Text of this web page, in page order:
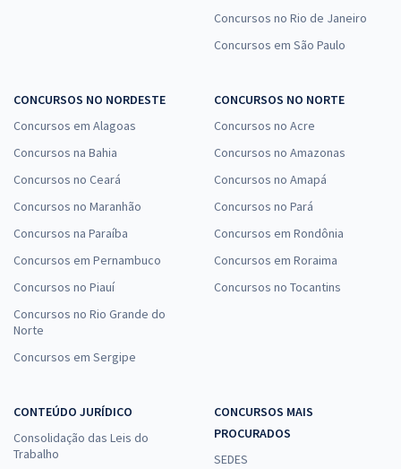
Concursos no Rio de Janeiro
Concursos em São Paulo
CONCURSOS NO NORDESTE
Concursos em Alagoas
Concursos na Bahia
Concursos no Ceará
Concursos no Maranhão
Concursos na Paraíba
Concursos em Pernambuco
Concursos no Piauí
Concursos no Rio Grande do
Norte
Concursos em Sergipe
CONCURSOS NO NORTE
Concursos no Acre
Concursos no Amazonas
Concursos no Amapá
Concursos no Pará
Concursos em Rondônia
Concursos em Roraima
Concursos no Tocantins
CONTEÚDO JURÍDICO
Consolidação das Leis do
Trabalho
CONCURSOS MAIS
PROCURADOS
SEDES